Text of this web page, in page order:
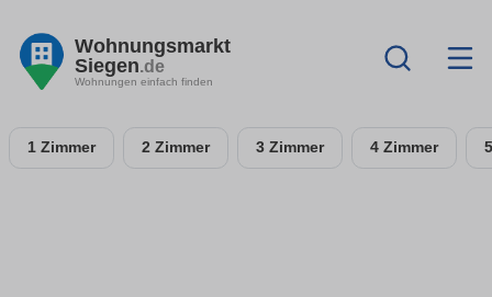
Wohnungsmarkt
Siegen.de
Wohnungen einfach finden
1 Zimmer 2 Zimmer 3 Zimmer 4 Zimmer